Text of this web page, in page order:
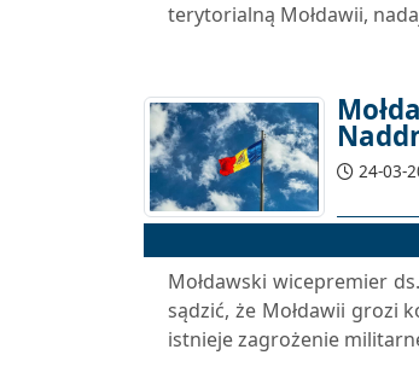
terytorialną Mołdawii,
24-03-
Mołdawski wicepremier
sądzić, że Mołdawii grozi
istnieje zagrożenie